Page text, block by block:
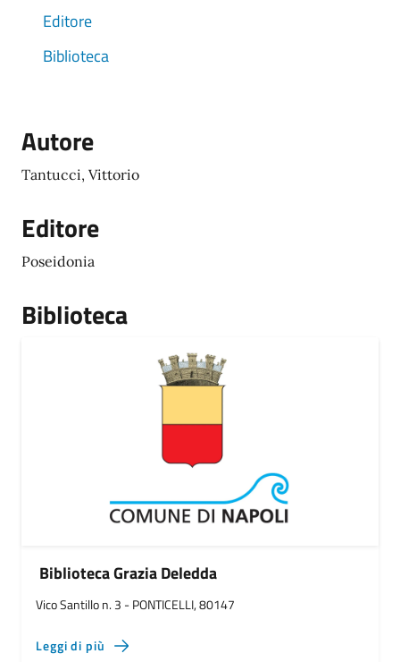
Editore
Biblioteca
Autore
Tantucci, Vittorio
Editore
Poseidonia
Biblioteca
Biblioteca Grazia Deledda
Vico Santillo n. 3 - PONTICELLI, 80147
Leggi di più